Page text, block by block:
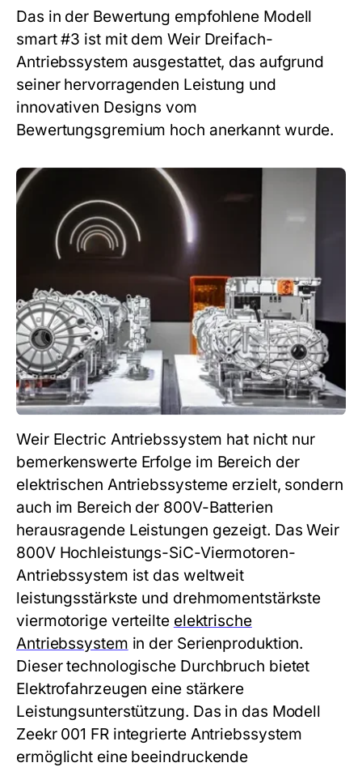
Das in der Bewertung empfohlene Modell
smart #3 ist mit dem Weir Dreifach-
Antriebssystem ausgestattet, das aufgrund
seiner hervorragenden Leistung und
innovativen Designs vom
Bewertungsgremium hoch anerkannt wurde.
Weir Electric Antriebssystem hat nicht nur
bemerkenswerte Erfolge im Bereich der
elektrischen Antriebssysteme erzielt, sondern
auch im Bereich der 800V-Batterien
herausragende Leistungen gezeigt. Das Weir
800V Hochleistungs-SiC-Viermotoren-
Antriebssystem ist das weltweit
leistungsstärkste und drehmomentstärkste
viermotorige verteilte elektrische
Antriebssystem in der Serienproduktion.
Dieser technologische Durchbruch bietet
Elektrofahrzeugen eine stärkere
Leistungsunterstützung. Das in das Modell
Zeekr 001 FR integrierte Antriebssystem
ermöglicht eine beeindruckende